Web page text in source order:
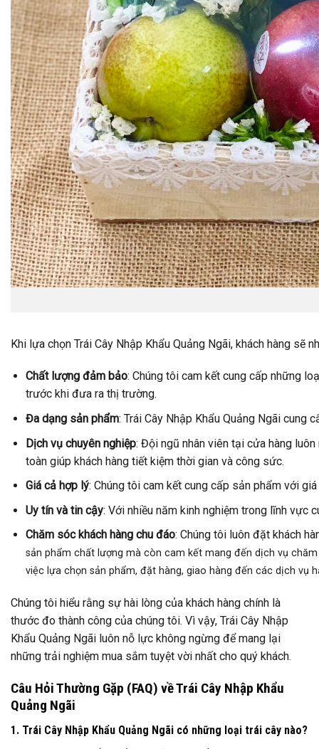
Khi lựa chọn Trái Cây Nhập Khẩu Quảng Ngãi, khách hàng sẽ
Chất lượng đảm bảo: Chúng tôi cam kết cung cấp những
trước khi đưa ra thị trường.
Đa dạng sản phẩm: Trái Cây Nhập Khẩu Quảng Ngãi cung
Dịch vụ chuyên nghiệp: Đội ngũ nhân viên tại cửa hàng
toàn giúp khách hàng tiết kiệm thời gian và công sức.
Giá cả hợp lý: Chúng tôi cam kết cung cấp sản phẩm với
Uy tín và tin cậy: Với nhiều năm kinh nghiệm trong lĩnh vực
Chăm sóc khách hàng chu đáo: Chúng tôi luôn đặt khách
sản phẩm chất lượng mà còn cam kết mang đến dịch vụ
việc lựa chọn sản phẩm, đặt hàng, giao hàng đến các dịch vụ
Chúng tôi hiểu rằng sự hài lòng của khách hàng chính là
thước đo thành công của chúng tôi. Vì vậy, Trái Cây Nhập
Khẩu Quảng Ngãi luôn nỗ lực không ngừng để mang lại
những trải nghiệm mua sắm tuyệt vời nhất cho quý khách.
Câu Hỏi Thường Gặp (FAQ) về Trái Cây Nhập Khẩu
Quảng Ngãi
1. Trái Cây Nhập Khẩu Quảng Ngãi có những loại trái cây nào?